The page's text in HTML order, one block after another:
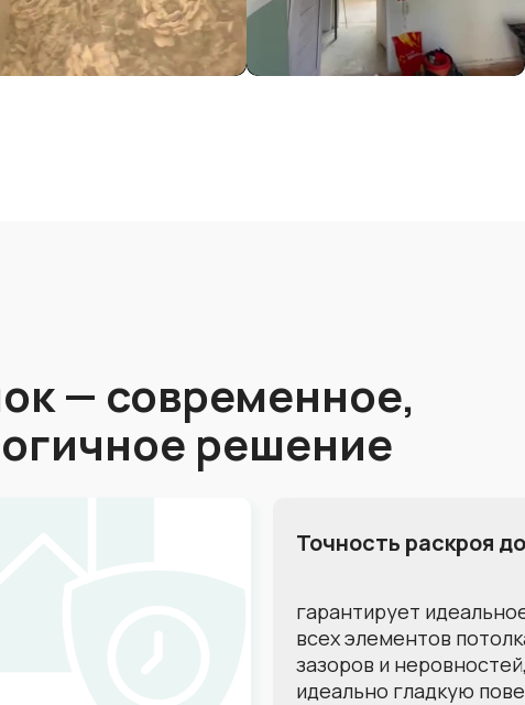
— современное,
решение
Точность раскроя
гарантирует
всех элементов
зазоров и
идеально гладкую